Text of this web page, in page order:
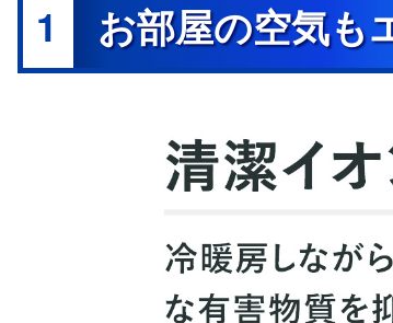
X404D2=140Wh、CS-X406D2=119Wh。CS-X406D2冷房運転での測定例
温30℃、湿度60％、室温25℃となるよう運転した場合。
※9：ナノイーＸ搭載2018年以降モデル対象
1 お部屋の空気も